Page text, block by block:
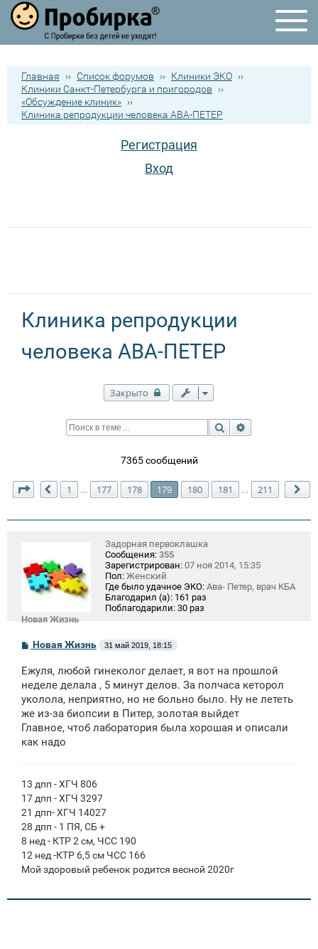
Главная ›› Список форумов ›› Клиники ЭКО ››
Клиники Санкт-Петербурга и пригородов
››
«Обсуждение клиник» ››
Клиника репродукции человека АВА-ПЕТЕР
Регистрация
Вход
Клиника репродукции
человека АВА-ПЕТЕР
Закрыто
Поиск
7365 сообщений
Страница 179 из211
Пред.
1 … 177 178 179 180 181 … 211
Новая Жизнь
Задорная первоклашка
Сообщения: 355
Зарегистрирован: 07 ноя 2014, 15:35
Пол: Женский
Где было удачное ЭКО: Ава- Петер, врач КБА
Благодарил (а): 161 раз
Поблагодарили: 30 раз
С
б
щ
е
н
и
Новая Жизнь 31 май 2019, 18:15
Ежуля, любой гинеколог делает, я вот на прошлой
неделе делала , 5 минут делов. За полчаса кеторол
уколола, неприятно, но не больно было. Ну не лететь
же из-за биопсии в Питер, золотая выйдет
Главное, чтоб лаборатория была хорошая и описали
как надо
13 дпп - ХГЧ 806
17 дпп - ХГЧ 3297
21 дпп- ХГЧ 14027
28 дпп - 1 ПЯ, СБ +
8 нед - КТР 2 см, ЧСС 190
12 нед -КТР 6,5 см ЧСС 166
Мой здоровый ребенок родится весной 2020г